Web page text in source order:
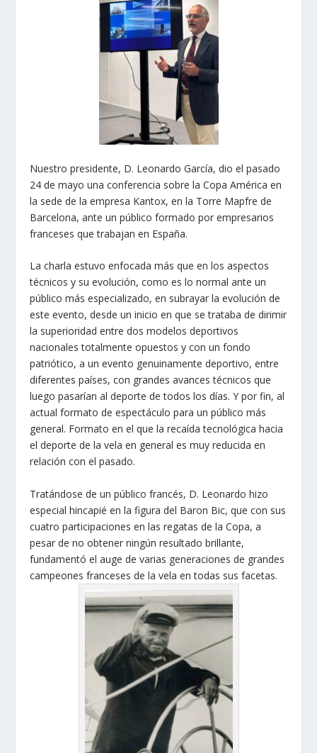
Nuestro presidente, D. Leonardo García, dio el pasado
24 de mayo una conferencia sobre la Copa América en
la sede de la empresa Kantox, en la Torre Mapfre de
Barcelona, ante un público formado por empresarios
franceses que trabajan en España.
La charla estuvo enfocada más que en los aspectos
técnicos y su evolución, como es lo normal ante un
público más especializado, en subrayar la evolución de
este evento, desde un inicio en que se trataba de dirimir
la superioridad entre dos modelos deportivos
nacionales totalmente opuestos y con un fondo
patriótico, a un evento genuinamente deportivo, entre
diferentes países, con grandes avances técnicos que
luego pasarían al deporte de todos los días. Y por fin, al
actual formato de espectáculo para un público más
general. Formato en el que la recaída tecnológica hacia
el deporte de la vela en general es muy reducida en
relación con el pasado.
Tratándose de un público francés, D. Leonardo hizo
especial hincapié en la figura del Baron Bic, que con sus
cuatro participaciones en las regatas de la Copa, a
pesar de no obtener ningún resultado brillante,
fundamentó el auge de varias generaciones de grandes
campeones franceses de la vela en todas sus facetas.